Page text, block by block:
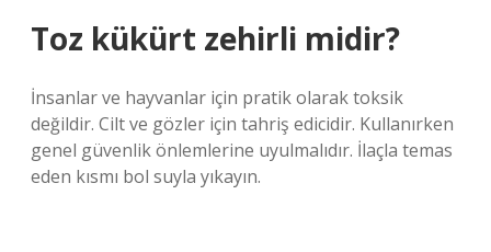
Toz kükürt zehirli midir?
İnsanlar ve hayvanlar için pratik olarak toksik
değildir. Cilt ve gözler için tahriş edicidir. Kullanırken
genel güvenlik önlemlerine uyulmalıdır. İlaçla temas
eden kısmı bol suyla yıkayın.